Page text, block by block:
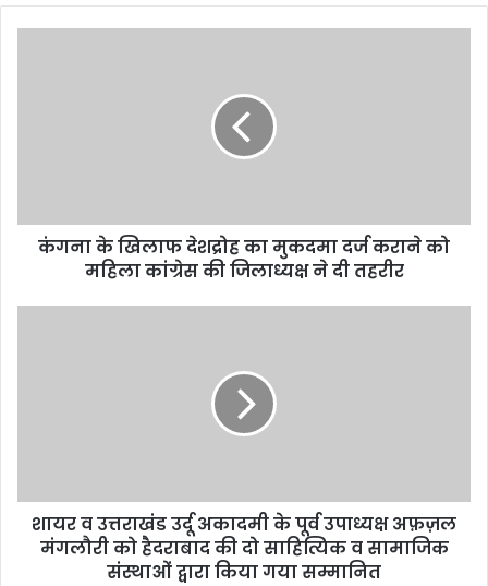
कंगना के खिलाफ देशद्रोह का मुकदमा दर्ज कराने को
महिला कांग्रेस की जिलाध्यक्ष ने दी तहरीर
शायर व उत्तराखंड उर्दू अकादमी के पूर्व उपाध्यक्ष अफ़ज़ल
मंगलौरी को हैदराबाद की दो साहित्यिक व सामाजिक
संस्थाओं द्वारा किया गया सम्मानित